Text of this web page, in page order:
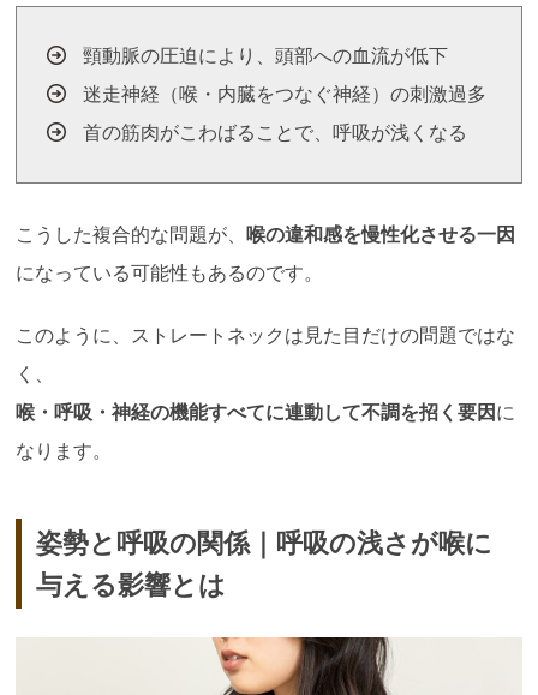
頸動脈の圧迫により、頭部への血流が低下
迷走神経（喉・内臓をつなぐ神経）の刺激過多
首の筋肉がこわばることで、呼吸が浅くなる
こうした複合的な問題が、 喉の違和感を慢性化させる一因
になっている可能性もあるのです。
このように、ストレートネックは見た目だけの問題ではな
く、
喉・呼吸・神経の機能すべてに連動して不調を招く要因 に
なります。
姿勢と呼吸の関係｜呼吸の浅さが喉に
与える影響とは